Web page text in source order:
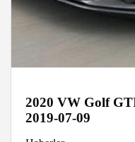
2020 VW Golf
2019-07-09